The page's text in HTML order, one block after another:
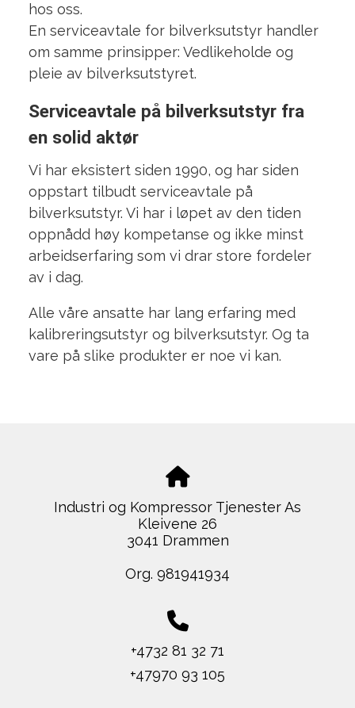
hos oss.
En serviceavtale for bilverksutstyr handler
om samme prinsipper: Vedlikeholde og
pleie av bilverksutstyret.
Serviceavtale på bilverksutstyr fra
en solid aktør
Vi har eksistert siden 1990, og har siden
oppstart tilbudt serviceavtale på
bilverksutstyr. Vi har i løpet av den tiden
oppnådd høy kompetanse og ikke minst
arbeidserfaring som vi drar store fordeler
av i dag.
Alle våre ansatte har lang erfaring med
kalibreringsutstyr og bilverksutstyr. Og ta
vare på slike produkter er noe vi kan.
Industri og Kompressor Tjenester As
Kleivene 26
3041 Drammen
Org. 981941934
+4732 81 32 71
+47970 93 105